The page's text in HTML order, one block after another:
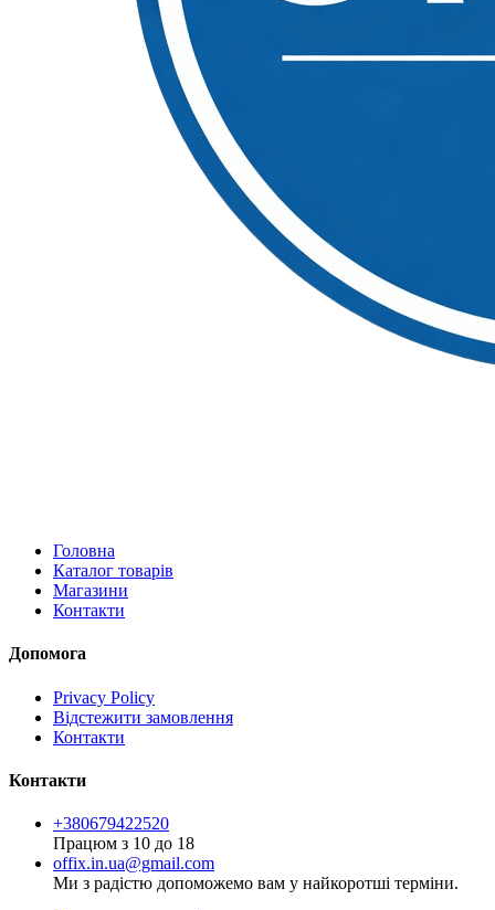
Головна
Каталог товарів
Магазини
Контакти
Допомога
Privacy Policy
Відстежити замовлення
Контакти
Контакти
+380679422520
Працюм з 10 до 18
offix.in.ua@gmail.com
Ми з радістю допоможемо вам у найкоротші терміни.